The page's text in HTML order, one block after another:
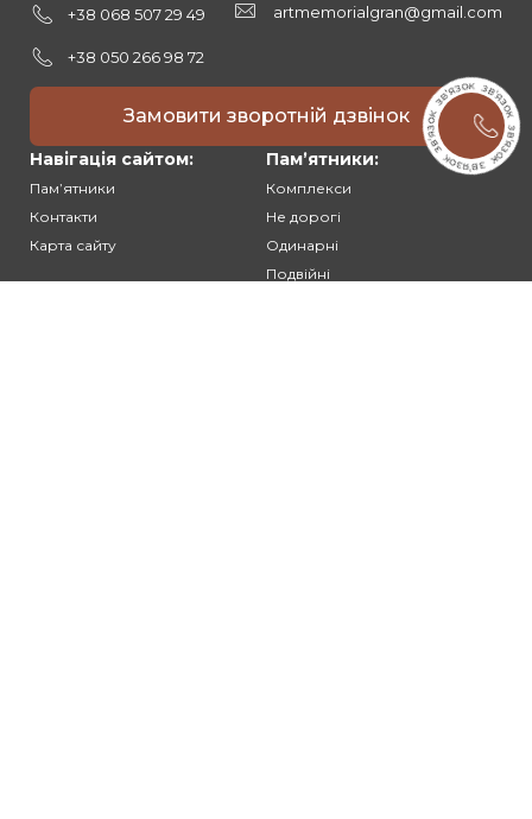
+38 068 507 29 49
+38 050 266 98 72
artmemorialgran@gmail.com
Замовити зворотній дзвінок
Навігація сайтом:
Памʼятники
Контакти
Карта сайту
Памʼятники:
Комплекси
Не дорогі
Одинарні
Подвійні